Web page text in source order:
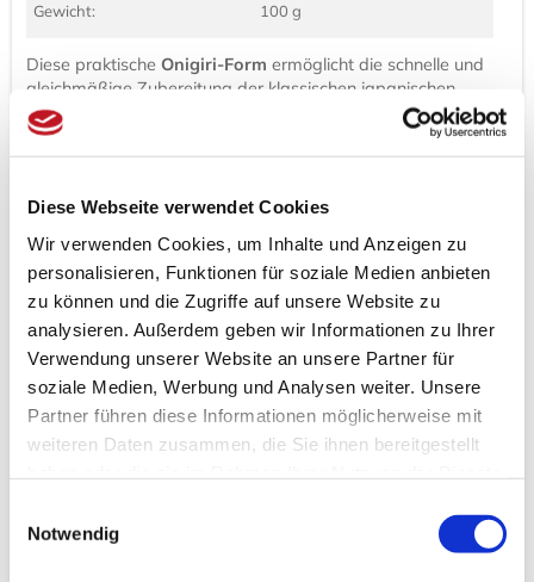
Diese Webseite verwendet Cookies
Wir verwenden Cookies, um Inhalte und Anzeigen zu
personalisieren, Funktionen für soziale Medien anbieten
zu können und die Zugriffe auf unsere Website zu
analysieren. Außerdem geben wir Informationen zu Ihrer
Verwendung unserer Website an unsere Partner für
soziale Medien, Werbung und Analysen weiter. Unsere
Partner führen diese Informationen möglicherweise mit
weiteren Daten zusammen, die Sie ihnen bereitgestellt
Notwendig
Gewicht:
100 g
Diese praktischeOnigiri-Form ermöglicht die schnelle und
gleichmäßige Zubereitung der klassischen japanischen
Reisbällchen. Durch die zweiteilige Press-Konstruktion
entfällt das Formen von Hand, wodurch klebrige Hände
vermieden werden und jedes Onigiri eine identische
Funktionsmerkmale:
Effiziente Handhabung:
bis zu zwei Reisbällchen pro Durchgang.
Anti-Haft-Struktur: Die strukturierte Innenoberfläche
minimiert das Anhaften des Reises und erleichtert
das Entnehmen.
Präzise Formgebung:
Gewährleistet die traditionelle
Produkteigenschaften: